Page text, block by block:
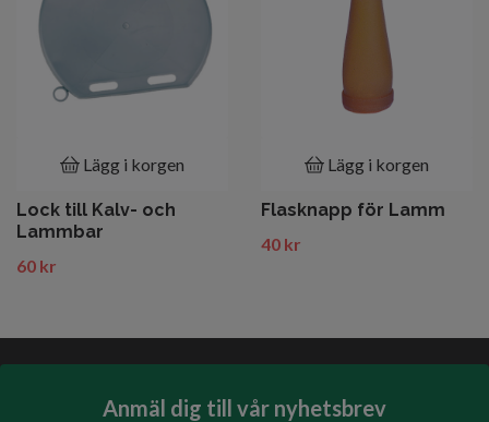
Lägg i korgen
Lock till Kalv- och
Lammbar
60 kr
Lägg i korgen
Flasknapp för Lamm
40 kr
Anmäl dig till vår nyhetsbrev